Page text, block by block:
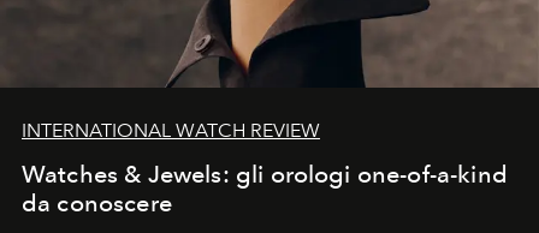
INTERNATIONAL WATCH REVIEW
Watches & Jewels: gli orologi one-of-a-kind
da conoscere